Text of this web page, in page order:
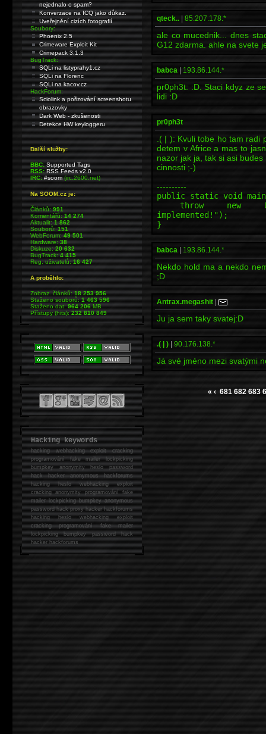
qteck.. 85.207.178.*
ale co mucednik... dnes
G12 zdarma. ahle na svete
babca 193.86.144.*
pr0ph3t: :D. Staci kdyz ze
lidi :D
pr0ph3t
.( | ): Kvuli tobe ho tam radi
detem v Africe a mas to
nazor jak ja, tak si asi
cinnosti ;-)
----------
public static void
throw new
implemented!");
}
babca 193.86.144.*
Nekdo hold ma a nekdo
;D
Antrax.megashit
Ju ja sem taky svatej:D
.( | ) 90.176.138.*
Já své jméno mezi svatými
« ‹ 681 682 683
nejednalo o spam?
Konverzace na ICQ jako důkaz.
Uveřejnění cizích fotografií
Soubory:
Phoenix 2.5
Crimeware Exploit Kit
Crimepack 3.1.3
BugTrack:
SQLi na listyprahy1.cz
SQLi na Florenc
SQLi na kacov.cz
HackForum:
Sciolink a pořizování screenshotu
obrazovky
Dark Web - zkušenosti
Detekce HW keyloggeru
Další služby:
BBC: Supported Tags
RSS: RSS Feeds v2.0
IRC: #soom(irc.2600.net)
Na SOOM.cz je:
Článků:991
Komentářů:14 274
Aktualit:1 862
Souborů:151
WebForum:49 501
Hardware:38
Diskuze:20 632
BugTrack:4 415
Reg. uživatelů:16 427
A proběhlo:
Zobraz. článků:18 253 956
Staženo souborů:1 463 596
Staženo dat:964 206MB
Přístupy (hits):232 810 849
Hacking keywords
hackingwebhacking exploit cracking
programování fake mailer lockpicking
bumpkey anonymity heslo password
hackhacker anonymous hackforums
hackingheslo webhacking exploit
cracking anonymity programování fake
mailer lockpicking bumpkey anonymous
password hack proxy hacker hackforums
hacking heslo webhacking exploit
cracking programování fake mailer
lockpicking bumpkey password hack
hackerhackforums